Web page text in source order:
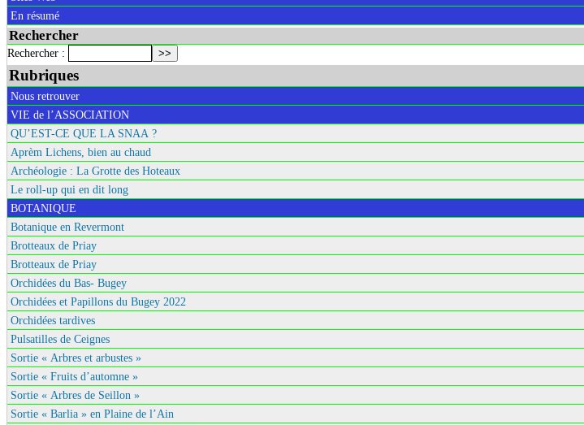
En résumé
Rechercher
Rechercher :
Rubriques
Nous retrouver
VIE de l’ASSOCIATION
QU’EST-CE QUE LA SNAA ?
Aprèm Lichens, bien au chaud
Archéologie : La Grotte des Hoteaux
Le roll-up qui en dit long
BOTANIQUE
Botanique en Revermont
Brotteaux de Priay
Brotteaux de Priay
Orchidées du Bas- Bugey
Orchidées et Papillons du Bugey 2022
Orchidées tardives
Pulsatilles de Ceignes
Sortie « Arbres et arbustes »
Sortie « Fruits d’automne »
Sortie « Arbres de Seillon »
Sortie « Barlia » en Plaine de l’Ain